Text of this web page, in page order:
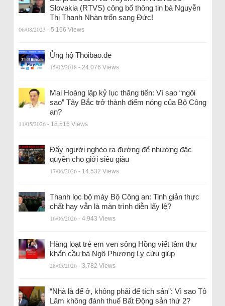
Slovakia (RTVS) công bố thông tin bà Nguyễn
Thị Thanh Nhàn trốn sang Đức!
06/08/2023 - 5.166 Views
Ủng hộ Thoibao.de
15/02/2018 - 24.076 Views
Mai Hoàng lập kỷ lục thăng tiến: Vì sao “ngôi
sao” Tây Bắc trở thành điểm nóng của Bộ Công
an?
11/05/2026 - 18.516 Views
Đẩy người nghèo ra đường để nhường đặc
quyền cho giới siêu giàu
17/06/2026 - 14.532 Views
Thanh lọc bộ máy Bộ Công an: Tinh giản thực
chất hay vẫn là màn trình diễn lấy lệ?
16/06/2026 - 4.943 Views
Hàng loạt trẻ em ven sông Hồng viết tâm thư
khẩn cầu bà Ngô Phương Ly cứu giúp
28/05/2026 - 3.782 Views
“Nhà là để ở, không phải để tích sản”: Vì sao Tô
Lâm không đánh thuế Bất Động sản thứ 2?